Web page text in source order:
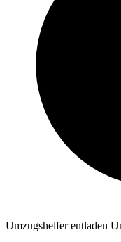
Umzugshelfer entladen